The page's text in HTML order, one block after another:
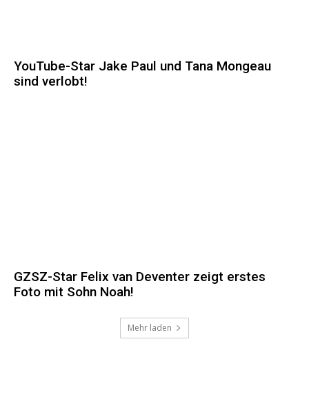
YouTube-Star Jake Paul und Tana Mongeau
sind verlobt!
GZSZ-Star Felix van Deventer zeigt erstes
Foto mit Sohn Noah!
Mehr laden